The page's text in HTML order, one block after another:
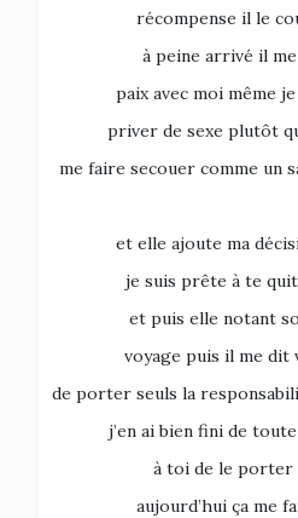
récompense il le
à peine arrivé il
paix avec moi même
priver de sexe plutôt
me faire secouer comme un
et elle ajoute ma
je suis prête à te
et puis elle notant
voyage puis il me dit
de porter seuls la
j’en ai bien fini de
à toi de le porter
aujourd’hui ça me